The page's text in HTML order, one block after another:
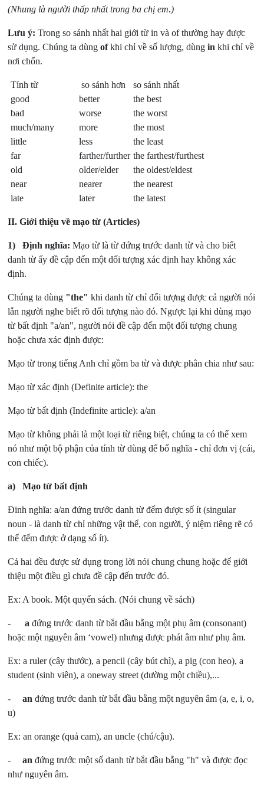
(Nhung là người thấp nhất trong ba chị em.)
Lưu ý: Trong so sánh nhất hai giới từ in và of thường hay được
sử dụng. Chúng ta dùngofkhi chỉ về số lượng, dùngin khi chỉ về
nơi chốn.
Tính từ so sánh hơn
so sánh nhất
good
better
the best
bad
worse
the worst
much/many
more
the most
little
less
the least
far
farther/further the farthest/furthest
old
older/elder
the oldest/eldest
near
nearer
the nearest
late
later the latest
II. Giới thiệu về mạo từ (Articles)
1) Định nghĩa: Mạo từ là từ đứng trước danh từ và cho biết
danh từ ấy đề cập đến một dối tượng xác định hay không xác
định.
Chúng ta dùng "the" khi danh từ chỉ đối tượng được cả người nói
lẫn người nghe biết rõ đối tượng nào đó. Ngược lại khi dùng mạo
từ bất định "a/an", người nói đề cập đến một đối tượng chung
hoặc chưa xác định được:
Mạo từ trong tiếng Anh chỉ gồm ba từ và được phân chia như sau:
Mạo từ xác định (Definite article): the
Mạo từ bất định (Indefinite article): a/an
Mạo từ không phải là một loại từ riêng biệt, chúng ta có thể xem
nó như một bộ phận của tính từ dùng để bổ nghĩa - chỉ đơn vị (cái,
con chiếc).
a)Mạo từ bất định
Đinh nghĩa: a/an đứng trước danh từ đếm được số ít (singular
noun - là danh từ chỉ những vật thể, con người, ý niệm riêng rẽ có
thể đếm được ở dạng số ít).
Cả hai đều được sử dụng trong lời nói chung chung hoặc để giới
thiệu một điều gì chưa đề cập đến trước đó.
Ex: A book. Một quyển sách. (Nói chung về sách)
-a đứng trước danh từ bắt đầu bằng một phụ âm (consonant)
hoặc một nguyên âm ‘vowel) nhưng được phát âm như phụ âm.
Ex: a ruler (cây thước), a pencil (cây bút chì), a pig (con heo), a
student (sinh viên), a one­way street (dường một chiều),...
-an đứng trước danh từ bắt đầu bằng một nguyên âm (a, e, i, o,
u)
Ex: an orange (quả cam), an uncle (chú/cậu).
-an đứng trước một số danh từ bắt đầu bằng "h" và được đọc
như nguyên âm.